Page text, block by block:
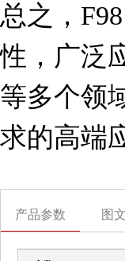
总之，
性，广泛
等多个领
求的高端
产品参数 图